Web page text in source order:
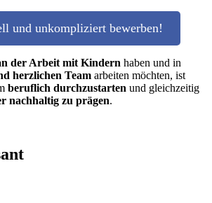
und unkompliziert bewerben!
der Arbeit mit Kindern haben und in
herzlichen Team arbeiten möchten, ist
beruflich durchzustarten und gleichzeitig
nachhaltig zu prägen.